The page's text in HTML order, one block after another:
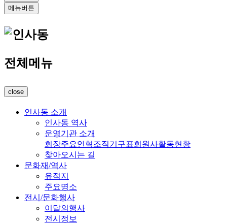
메뉴버튼
전체메뉴
close
인사동 소개
인사동 역사
운영기관 소개
회장주요연혁조직기구표회원사활동현황
찾아오시는 길
문화재/역사
유적지
주요명소
전시/문화행사
이달의행사
전시정보